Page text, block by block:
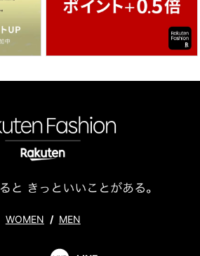
WOMEN / MEN